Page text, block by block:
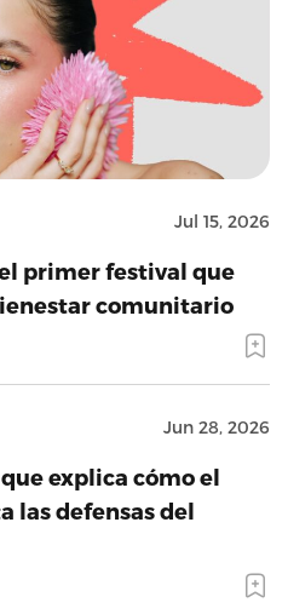
Jul 15, 2026
primer festival que
comunitario
Jun 28, 2026
explica cómo el
las defensas del